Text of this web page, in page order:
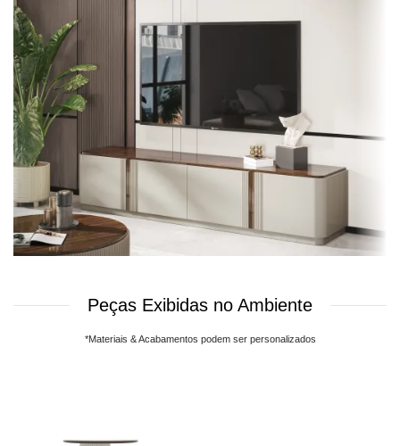
Peças Exibidas no Ambiente
*Materiais & Acabamentos podem ser personalizados